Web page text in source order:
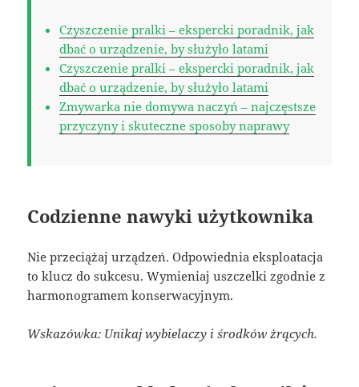
Czyszczenie pralki – ekspercki poradnik, jak
dbać o urządzenie, by służyło latami
Czyszczenie pralki – ekspercki poradnik, jak
dbać o urządzenie, by służyło latami
Zmywarka nie domywa naczyń – najczęstsze
przyczyny i skuteczne sposoby naprawy
Codzienne nawyki użytkownika
Nie przeciążaj urządzeń. Odpowiednia eksploatacja
to klucz do sukcesu. Wymieniaj uszczelki zgodnie z
harmonogramem konserwacyjnym.
Wskazówka: Unikaj wybielaczy i środków żrących.